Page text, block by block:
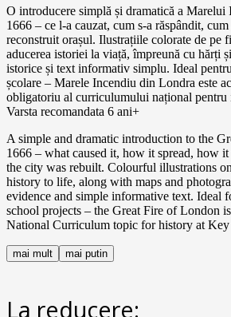
O introducere simplă și dramatică a
1666 – ce l-a cauzat, cum s-a răspândit,
reconstruit orașul. Ilustrațiile colorate de pe
aducerea istoriei la viață, împreună cu hărți
istorice și text informativ simplu. Ideal
școlare – Marele Incendiu din Londra este
obligatoriu al curriculumului național pentru
Varsta recomandata 6 ani+
A simple and dramatic introduction to the
1666 – what caused it, how it spread, how
the city was rebuilt. Colourful illustrations
history to life, along with maps and
evidence and simple informative text. Ideal
school projects – the Great Fire of London
National Curriculum topic for history at Key
mai mult mai putin
La reducere: